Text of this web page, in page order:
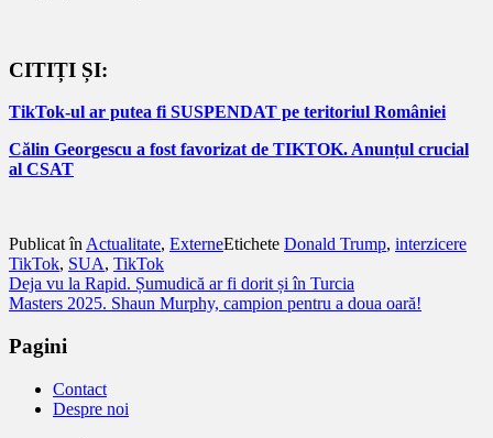
CITIȚI ȘI:
TikTok-ul ar putea fi SUSPENDAT pe teritoriul României
Călin Georgescu a fost favorizat de TIKTOK. Anunțul crucial
al CSAT
Publicat în Actualitate, ExterneEtichete Donald Trump, interzicere
TikTok, SUA, TikTok
Navigare
în
articole
Deja vu la Rapid. Șumudică ar fi dorit și în Turcia
Masters 2025. Shaun Murphy, campion pentru a doua oară!
Pagini
Contact
Despre noi